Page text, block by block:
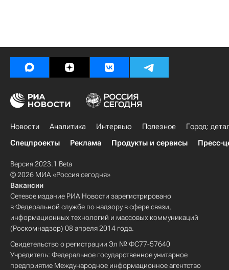
Новости Аналитика Интервью Полезное
Город:
Спецпроекты
Реклама Продукты и сервисы Пресс-
Версия 2023.1 Beta
© 2026 МИА «Россия сегодня»
Вакансии
Сетевое издание РИА Новости зарегистрировано
в Федеральной службе по надзору в сфере связи,
информационных технологий и массовых коммуникаций
(Роскомнадзор) 08 апреля 2014 года.
Свидетельство о регистрации Эл № ФС77-57640
Учредитель: Федеральное государственное унитарное
предприятие Международное информационное агентство